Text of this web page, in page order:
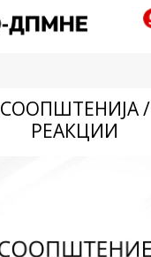
СООПШТЕНИЈА /
РЕАКЦИИ